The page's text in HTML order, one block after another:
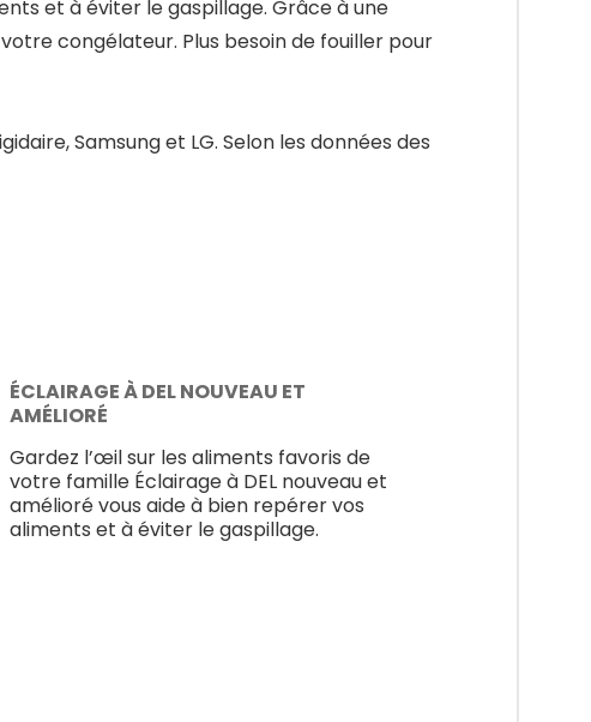
et à éviter le gaspillage. Grâce à une
congélateur. Plus besoin de fouiller pour
Samsung et LG. Selon les données des
ÉCLAIRAGE À DEL NOUVEAU ET
AMÉLIORÉ
Gardez l’œil sur les aliments favoris de
votre famille Éclairage à DEL nouveau et
amélioré vous aide à bien repérer vos
aliments et à éviter le gaspillage.